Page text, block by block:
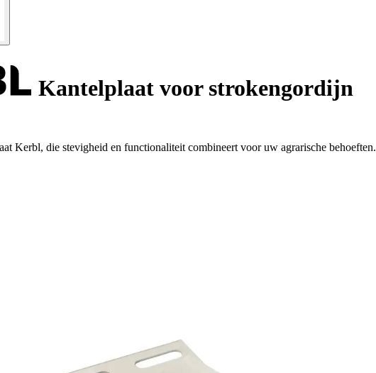
Kantelplaat voor strokengordijn
Kerbl, die stevigheid en functionaliteit combineert voor uw agrarische behoeften.